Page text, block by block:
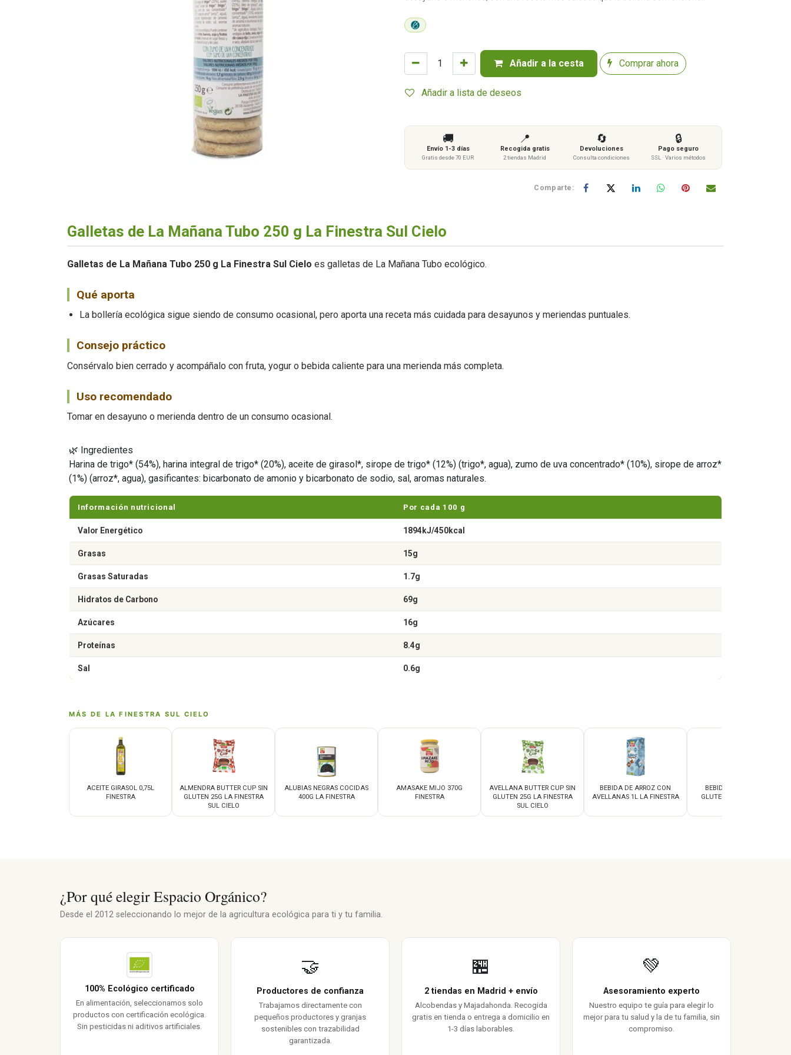
Añadir a la cesta Comprar ahora
Añadir a lista de deseos
🚚
Envío 1-3 días
Gratis desde 70 EUR
📍
Recogida gratis
2 tiendas Madrid
🔄
Devoluciones
Consulta condiciones
🔒
Pago seguro
SSL · Varios métodos
Comparte:
Galletas de La Mañana Tubo 250 g La Finestra Sul Cielo
Galletas de La Mañana Tubo 250 g La Finestra Sul Cielo es galletas de La Mañana Tubo ecológico.
Qué aporta
La bollería ecológica sigue siendo de consumo ocasional, pero aporta una receta más cuidada para desayunos y meriendas puntuales.
Consejo práctico
Consérvalo bien cerrado y acompáñalo con fruta, yogur o bebida caliente para una merienda más completa.
Uso recomendado
Tomar en desayuno o merienda dentro de un consumo ocasional.
🌿 Ingredientes
Harina de trigo* (54%), harina integral de trigo* (20%), aceite de girasol*, sirope de trigo* (12%) (trigo*, agua), zumo de uva concentrado* (10%), sirope de arroz*
(1%) (arroz*, agua), gasificantes: bicarbonato de amonio y bicarbonato de sodio, sal, aromas naturales.
Información nutricional Por cada 100 g
Valor Energético 1894kJ/450kcal
Grasas 15g
Grasas Saturadas 1.7g
Hidratos de Carbono 69g
Azúcares 16g
Proteínas 8.4g
Sal 0.6g
MÁS DE LA FINESTRA SUL CIELO
ACEITE GIRASOL 0,75L
FINESTRA
ALMENDRA BUTTER CUP SIN
GLUTEN 25G LA FINESTRA
SUL CIELO
ALUBIAS NEGRAS COCIDAS
400G LA FINESTRA
AMASAKE MIJO 370G
FINESTRA
AVELLANA BUTTER CUP SIN
GLUTEN 25G LA FINESTRA
SUL CIELO
BEBIDA DE ARROZ CON
AVELLANAS 1L LA FINESTRA
BEBIDA DE ARROZ SIN
GLUTEN 1L LA FINESTRA
¿Por qué elegir Espacio Orgánico?
Desde el 2012 seleccionando lo mejor de la agricultura ecológica para ti y tu familia.
100% Ecológico certificado
En alimentación, seleccionamos solo
productos con certificación ecológica.
Sin pesticidas ni aditivos artificiales.
🤝
Productores de confianza
Trabajamos directamente con
pequeños productores y granjas
sostenibles con trazabilidad
garantizada.
🏪
2 tiendas en Madrid + envío
Alcobendas y Majadahonda. Recogida
gratis en tienda o entrega a domicilio en
1-3 días laborables.
💚
Asesoramiento experto
Nuestro equipo te guía para elegir lo
mejor para tu salud y la de tu familia, sin
compromiso.